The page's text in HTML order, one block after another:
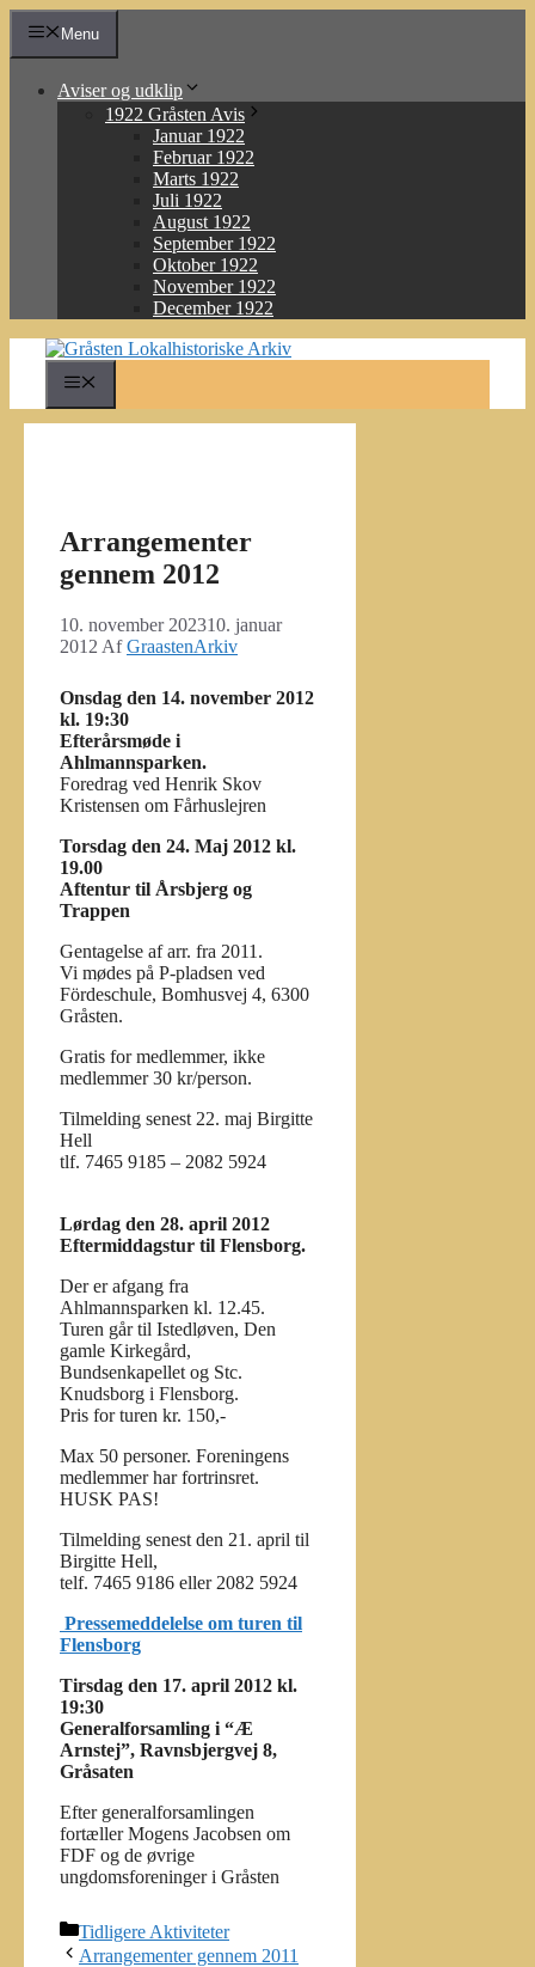
Hop
indhold
Menu
Aviser og udklip
1922 Gråsten Avis
Januar 1922
Februar 1922
Marts 1922
Juli 1922
August 1922
September 1922
Oktober 1922
November 1922
December 1922
Arrangementer
gennem 2012
10. november 202310. januar
2012 AfGraastenArkiv
Onsdag den 14. november 2012
kl. 19:30
Efterårsmøde i
Ahlmannsparken.
Foredrag ved Henrik Skov
Kristensen om Fårhuslejren
Torsdag den 24. Maj 2012 kl.
19.00
Aftentur til Årsbjerg og
Trappen
Gentagelse af arr. fra 2011.
Vi mødes på P-pladsen ved
Fördeschule, Bomhusvej 4, 6300
Gråsten.
Gratis for medlemmer, ikke
medlemmer 30 kr/person.
Tilmelding senest 22. maj Birgitte
Hell
tlf. 7465 9185 – 2082 5924
Lørdag den 28. april 2012
Eftermiddagstur til Flensborg.
Der er afgang fra
Ahlmannsparken kl. 12.45.
Turen går til Istedløven, Den
gamle Kirkegård,
Bundsenkapellet og Stc.
Knudsborg i Flensborg.
Pris for turen kr. 150,-
Max 50 personer. Foreningens
medlemmer har fortrinsret.
HUSK PAS!
Tilmelding senest den 21. april til
Birgitte Hell,
telf. 7465 9186 eller 2082 5924
Pressemeddelelse om turen til
Flensborg
Tirsdag den 17. april 2012 kl.
19:30
Generalforsamling i “Æ
Arnstej”, Ravnsbjergvej 8,
Gråsaten
Efter generalforsamlingen
fortæller Mogens Jacobsen om
FDF og de øvrige
ungdomsforeninger i Gråsten
Kategorier
Tidligere Aktiviteter
Arrangementer gennem 2011